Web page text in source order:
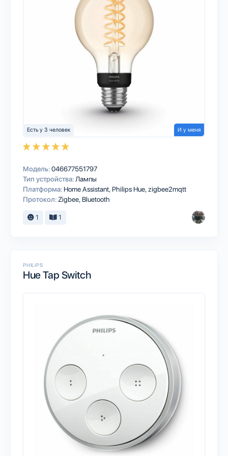
Есть у 3 человек И у меня
Модель:046677551797
Тип устройства: Лампы
Платформа: Home Assistant Philips Huezigbee2mqtt
Протокол: Zigbee Bluetooth
1 1
PHILIPS
Hue Tap Switch